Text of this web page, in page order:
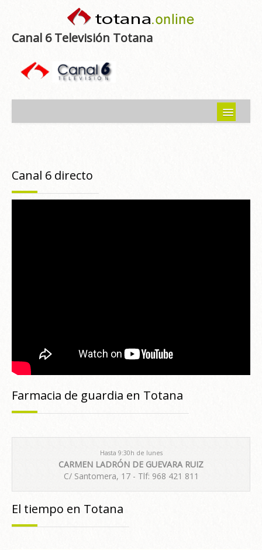
Canal 6 Televisión Totana
Programas emitidos
Canal 6 directo
Farmacia de guardia en Totana
Hasta 9:30h de lunes
CARMEN LADRÓN DE GUEVARA RUIZ
C/ Santomera, 17 - Tlf: 968 421 811
El tiempo en Totana